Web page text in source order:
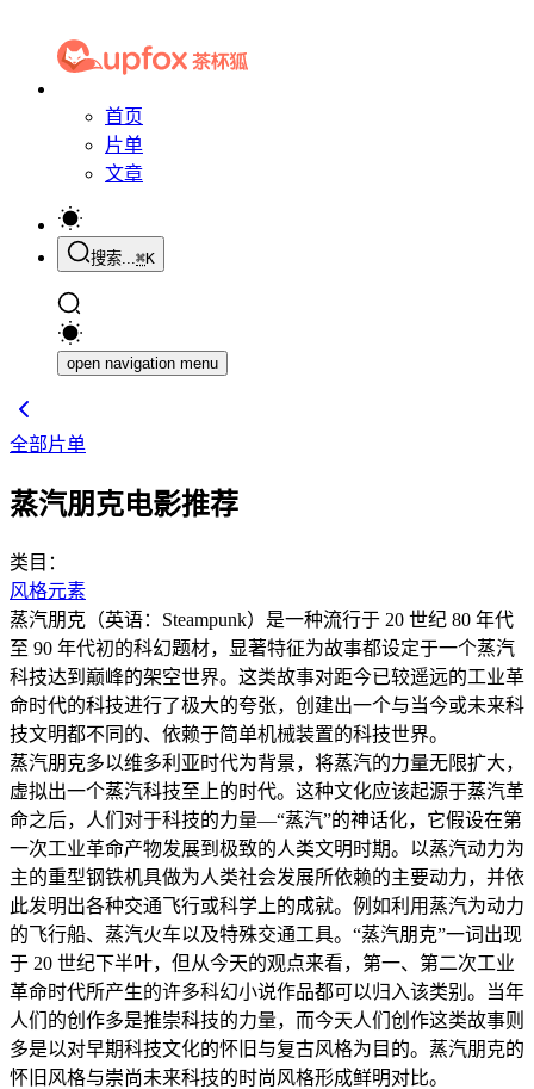
首页
片单
文章
搜索...⌘K
open navigation menu
全部片单
蒸汽朋克电影推荐
类目：
风格元素
蒸汽朋克（英语：Steampunk）是一种流行于 20 世纪 80 年代
至 90 年代初的科幻题材，显著特征为故事都设定于一个蒸汽
科技达到巅峰的架空世界。这类故事对距今已较遥远的工业革
命时代的科技进行了极大的夸张，创建出一个与当今或未来科
技文明都不同的、依赖于简单机械装置的科技世界。
蒸汽朋克多以维多利亚时代为背景，将蒸汽的力量无限扩大，
虚拟出一个蒸汽科技至上的时代。这种文化应该起源于蒸汽革
命之后，人们对于科技的力量—“蒸汽”的神话化，它假设在第
一次工业革命产物发展到极致的人类文明时期。以蒸汽动力为
主的重型钢铁机具做为人类社会发展所依赖的主要动力，并依
此发明出各种交通飞行或科学上的成就。例如利用蒸汽为动力
的飞行船、蒸汽火车以及特殊交通工具。“蒸汽朋克”一词出现
于 20 世纪下半叶，但从今天的观点来看，第一、第二次工业
革命时代所产生的许多科幻小说作品都可以归入该类别。当年
人们的创作多是推崇科技的力量，而今天人们创作这类故事则
多是以对早期科技文化的怀旧与复古风格为目的。蒸汽朋克的
怀旧风格与崇尚未来科技的时尚风格形成鲜明对比。